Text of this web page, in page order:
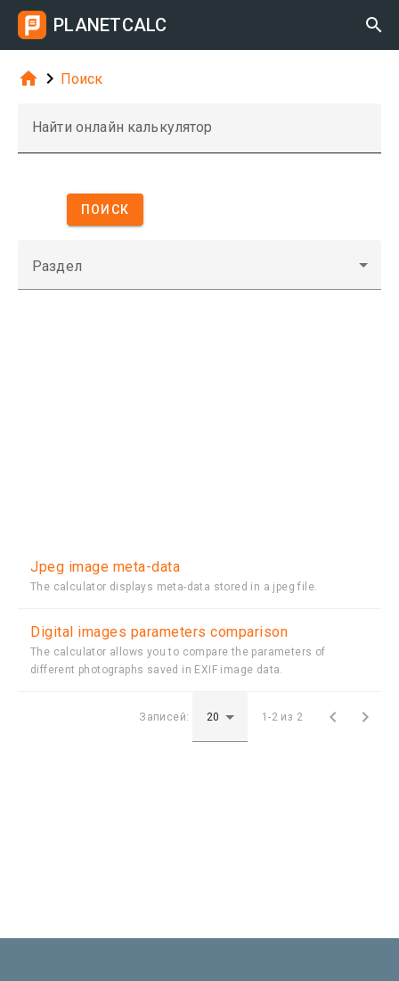
PLANETCALC 
  Поиск
Найти онлайн калькулятор
ПОИСК
Раздел
Jpeg image meta-data
The calculator displays meta-data stored in a jpeg file.
Digital images parameters comparison
The calculator allows you to compare the parameters of
different photographs saved in EXIF image data.
Записей: 1-2 из 2  